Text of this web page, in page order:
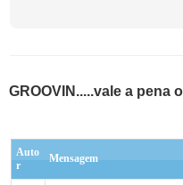
GROOVIN.....vale a pena
Auto
r
Mensagem